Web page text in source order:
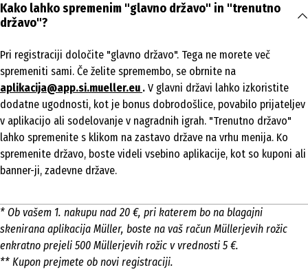
Kako lahko spremenim "glavno državo" in "trenutno
državo"?
Pri registraciji določite "glavno državo". Tega ne morete več
spremeniti sami. Če želite spremembo, se obrnite na
aplikacija@app.si.mueller.eu . V glavni državi lahko izkoristite
dodatne ugodnosti, kot je bonus dobrodošlice, povabilo prijateljev
v aplikacijo ali sodelovanje v nagradnih igrah. "Trenutno državo"
lahko spremenite s klikom na zastavo države na vrhu menija. Ko
spremenite državo, boste videli vsebino aplikacije, kot so kuponi ali
banner-ji, zadevne države.
* Ob vašem 1. nakupu nad 20 €, pri katerem bo na blagajni
skenirana aplikacija Müller, boste na vaš račun Müllerjevih rožic
enkratno prejeli 500 Müllerjevih rožic v vrednosti 5 €.
** Kupon prejmete ob novi registraciji.